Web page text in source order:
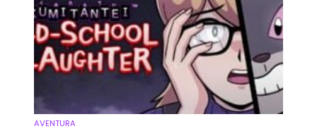
AVENTURA